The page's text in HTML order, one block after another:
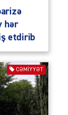
hər
etdirib
CƏMIYYƏT